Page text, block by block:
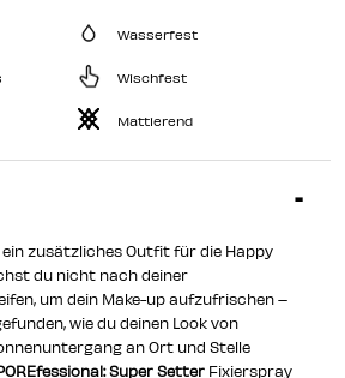
Wasserfest
Wischfest
Mattierend
ein zusätzliches Outfit für die Happy
du nicht nach deiner
um dein Make-up aufzufrischen –
wie du deinen Look von
an Ort und Stelle
Super Setter Fixierspray